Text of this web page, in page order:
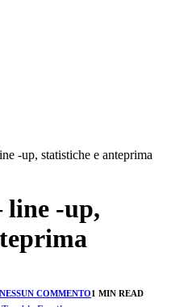
-up, statistiche e anteprima
line -up,
NESSUN COMMENTO1 MIN READ